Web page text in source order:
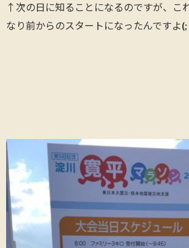
↑次の日に知ることになるのですが、こ
なり前からのスタートになったんですよ